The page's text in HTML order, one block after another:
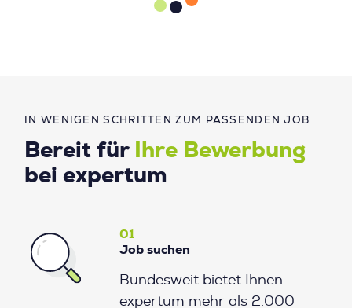
IN WENIGEN SCHRITTEN ZUM PASSENDEN JOB
Bereit für
Ihre Bewerbung
bei expertum
01
Job suchen
Bundesweit bietet Ihnen
expertum mehr als 2.000